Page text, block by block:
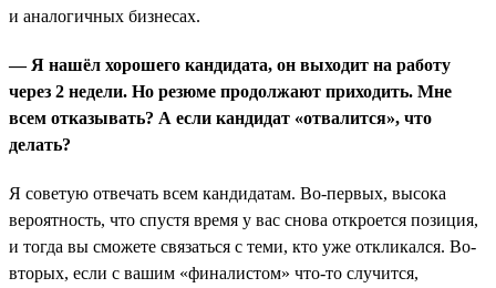
и аналогичных бизнесах.
— Я нашёл хорошего кандидата, он выходит на работу
через 2 недели. Но резюме продолжают приходить. Мне
всем отказывать? А если кандидат «отвалится», что
делать?
Я советую отвечать всем кандидатам. Во-первых, высока
вероятность, что спустя время у вас снова откроется позиция,
и тогда вы сможете связаться с теми, кто уже откликался. Во-
вторых, если с вашим «финалистом» что-то случится,